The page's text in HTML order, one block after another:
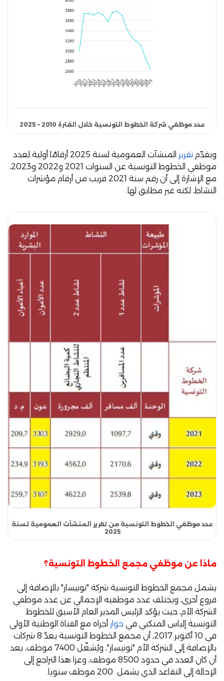
عدد موظفي شركة الخطوط التونسية خلال الفترة 2010 – 2025
ويقدّم تقرير
المنشآت العمومية لسنة 2025 أرقامًا أولية لعدد
موظفي الخطوط التونسية عن السنوات 2021 و2022 و2023،
مع الإشارة إلى أن رقم سنة 2021 قريب من أرقام مؤشرات
النشاط، لكنه غير مطابق لها.
عدد موظفي الخطوط التونسية من تقرير المنشآت العمومية لسنة
2025
ماذا عن موظفي مجمع الخطوط التونسية؟
يشمل مجمع الخطوط التونسية شركة "تونيسار" بالإضافة إلى
فروع أخرى، ويختلف عدد موظفيه الإجمالي عن عدد موظفي
الشركة الأم، حيث يؤكد الرئيس المدير العام الأسبق للخطوط
التونسية إلياس المنكبي في حوار أجراه مع القناة الوطنية الأولى
في 10 أكتوبر 2017، أن مجمع الخطوط التونسية يعدّ 8 شركات
بالإضافة إلى الشركة الأم "تونيسار"، ويُشغّل 7400 موظف، بعد
أن كان العدد في حدود 8500 موظف، وعزا هذا التراجع إلى
الإحالة إلى التقاعد الذي يشمل 200 موظف سنويا.